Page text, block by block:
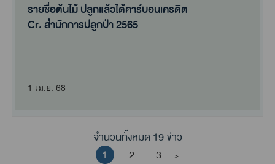
รายชื่อต้นไม้ ปลูกแล้วได้คาร์บอนเครดิต
Cr. สำนักการปลูกป่า 2565
1 เม.ย. 68
จำนวนทั้งหมด 19 ข่าว
1
2 3 >